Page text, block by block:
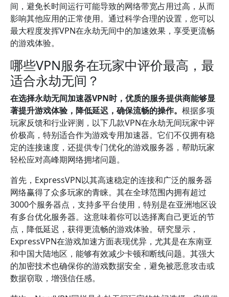
间，避免长时间运行可能导致的网络带宽占用过高，从而
影响其他应用的正常使用。通过科学合理的设置，您可以
最大程度发挥VPN在永劫无间中的加速效果，享受更流畅
的游戏体验。
哪些VPN服务在玩家中评价最高，最
适合永劫无间？
在选择永劫无间加速器VPN时，优质的服务提供商能够显
著提升游戏体验，降低延迟，确保流畅的操作。 根据多项
玩家反馈和行业评测，以下几款VPN在永劫无间玩家中评
价极高，特别适合作为游戏专用加速器。它们不仅拥有稳
定的连接速度，还提供专门优化的游戏服务器，帮助玩家
轻松应对高峰期网络拥堵问题。
首先，ExpressVPN以其高速稳定的连接和广泛的服务器
网络赢得了众多玩家的青睐。其在全球范围内拥有超过
3000个服务器点，支持多平台使用，特别是在亚洲地区设
有多台优化服务器。这意味着你可以选择离自己更近的节
点，降低延迟，获得更流畅的游戏体验。研究显示，
ExpressVPN在游戏加速方面表现优异，尤其是在东南亚
和中国大陆地区，能够有效减少卡顿和断线问题。其强大
的加密技术也确保你的游戏数据安全，避免被恶意攻击或
数据窃取，增强信任感。